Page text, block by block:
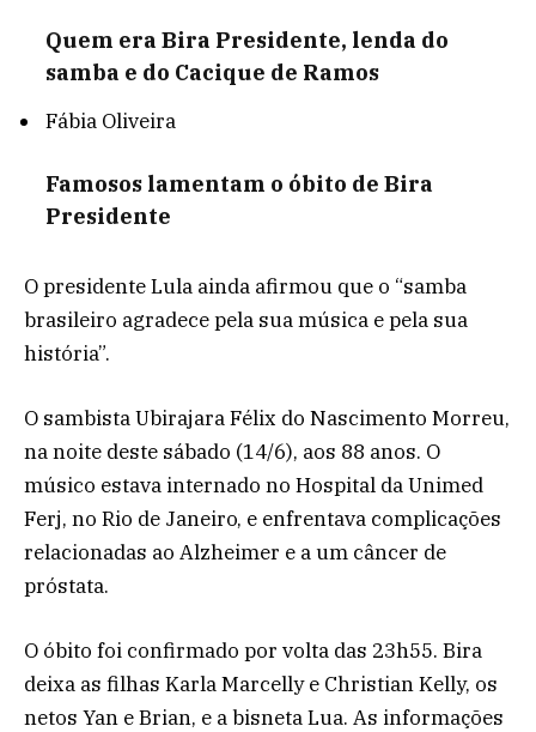
Quem era Bira Presidente, lenda do
samba e do Cacique de Ramos
Fábia Oliveira
Famosos lamentam o óbito de Bira
Presidente
O presidente Lula ainda afirmou que o “samba
brasileiro agradece pela sua música e pela sua
história”.
O sambista Ubirajara Félix do Nascimento Morreu,
na noite deste sábado (14/6), aos 88 anos. O
músico estava internado no Hospital da Unimed
Ferj, no Rio de Janeiro, e enfrentava complicações
relacionadas ao Alzheimer e a um câncer de
próstata.
O óbito foi confirmado por volta das 23h55. Bira
deixa as filhas Karla Marcelly e Christian Kelly, os
netos Yan e Brian, e a bisneta Lua. As informações